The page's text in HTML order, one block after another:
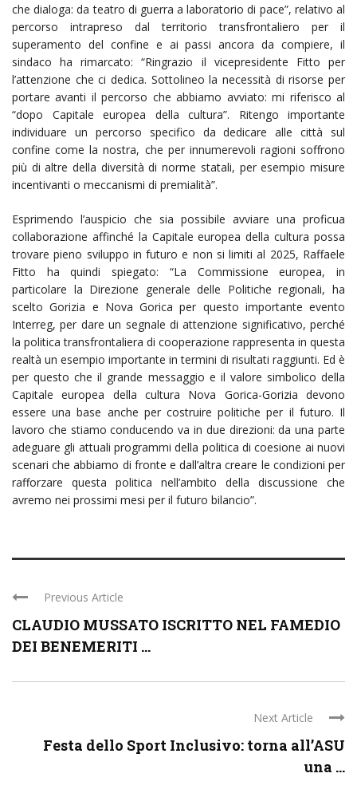
che dialoga: da teatro di guerra a laboratorio di pace”, relativo al
percorso intrapreso dal territorio transfrontaliero per il
superamento del confine e ai passi ancora da compiere, il
sindaco ha rimarcato: “Ringrazio il vicepresidente Fitto per
l’attenzione che ci dedica. Sottolineo la necessità di risorse per
portare avanti il percorso che abbiamo avviato: mi riferisco al
“dopo Capitale europea della cultura”. Ritengo importante
individuare un percorso specifico da dedicare alle città sul
confine come la nostra, che per innumerevoli ragioni soffrono
più di altre della diversità di norme statali, per esempio misure
incentivanti o meccanismi di premialità”.
Esprimendo l’auspicio che sia possibile avviare una proficua
collaborazione affinché la Capitale europea della cultura possa
trovare pieno sviluppo in futuro e non si limiti al 2025, Raffaele
Fitto ha quindi spiegato: “La Commissione europea, in
particolare la Direzione generale delle Politiche regionali, ha
scelto Gorizia e Nova Gorica per questo importante evento
Interreg, per dare un segnale di attenzione significativo, perché
la politica transfrontaliera di cooperazione rappresenta in questa
realtà un esempio importante in termini di risultati raggiunti. Ed è
per questo che il grande messaggio e il valore simbolico della
Capitale europea della cultura Nova Gorica-Gorizia devono
essere una base anche per costruire politiche per il futuro. Il
lavoro che stiamo conducendo va in due direzioni: da una parte
adeguare gli attuali programmi della politica di coesione ai nuovi
scenari che abbiamo di fronte e dall’altra creare le condizioni per
rafforzare questa politica nell’ambito della discussione che
avremo nei prossimi mesi per il futuro bilancio”.
Previous Article
CLAUDIO MUSSATO ISCRITTO NEL FAMEDIO
DEI BENEMERITI ...
Next Article
Festa dello Sport Inclusivo: torna all’ASU
una ...